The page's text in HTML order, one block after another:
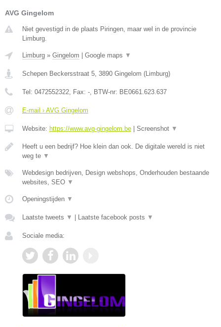
AVG Gingelom
Niet gevestigd in de plaats Piringen, maar wel in de provincie
Limburg.
Limburg » Gingelom Google maps ▼
Schepen Beckersstraat 5, 3890 Gingelom (Limburg)
Tel: 0472552322, Fax: -, BTW-nr: BE0661.623.637
E-mail › AVG Gingelom
Website: https://www.avg-gingelom.be Screenshot ▼
Heeft u een bedrijf? Hoe klein dan ook. De digitale wereld is niet
weg te ▼
Webdesign bedrijven, Design webshops, Onderhouden bestaande
websites, SEO ▼
Openingstijden ▼
Laatste tweets ▼ Laatste facebook posts ▼
Sociale media: